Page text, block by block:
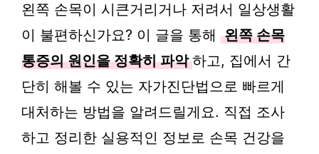
왼쪽 손목이 시큰거리거나 저려서 일상생활
이 불편하신가요? 이 글을 통해 왼쪽 손목
통증의 원인을 정확히 파악 하고, 집에서 간
단히 해볼 수 있는 자가진단법으로 빠르게
대처하는 방법을 알려드릴게요. 직접 조사
하고 정리한 실용적인 정보로 손목 건강을